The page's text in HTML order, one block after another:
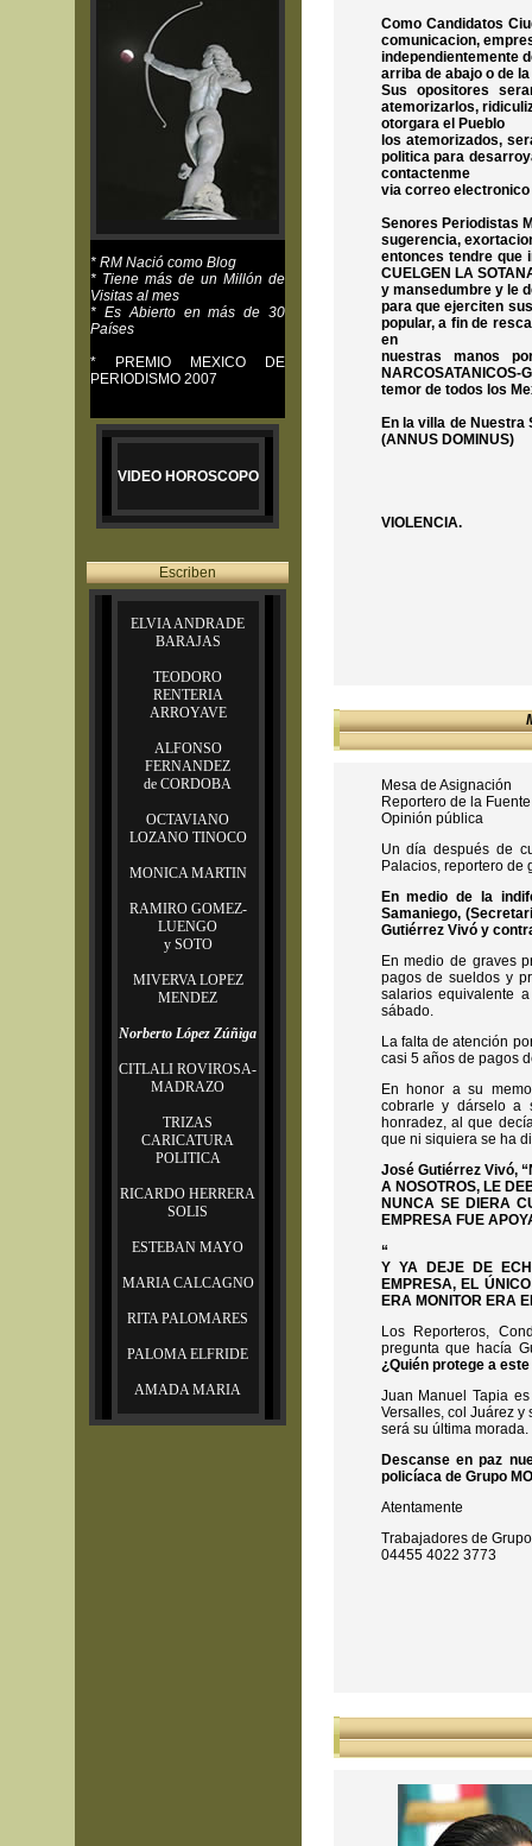
* RM Nació como Blog
* Tiene más de un Millón de
Visitas al mes
* Es Abierto en más de 30
Países
* PREMIO MEXICO DE
PERIODISMO 2007
VIDEO HOROSCOPO
Escriben
ELVIA ANDRADE
BARAJAS
TEODORO
RENTERIA
ARROYAVE
ALFONSO
FERNANDEZ
de CORDOBA
OCTAVIANO
LOZANO TINOCO
MONICA MARTIN
RAMIRO GOMEZ-
LUENGO
y SOTO
MIVERVA LOPEZ
MENDEZ
Norberto López Zúñiga
CITLALI ROVIROSA-
MADRAZO
TRIZAS
CARICATURA
POLITICA
RICARDO HERRERA
SOLIS
ESTEBAN MAYO
MARIA CALCAGNO
RITA PALOMARES
PALOMA ELFRIDE
AMADA MARIA
Como Candidatos
comunicacion,
independientemente
arriba de abajo o de
Sus opositores
atemorizarlos,
otorgara el Pueblo
los atemorizados,
politica para
contactenme
via correo
Senores Periodistas
sugerencia,
entonces tendre que
CUELGEN LA
y mansedumbre y le
para que ejerciten
popular, a fin de
en
nuestras manos
temor de todos los
En la villa de Nuestra
(ANNUS DOMINUS)
VIOLENCIA.
Mesa
Reportero de la Fuente
Opinión pública
Un día después de
Palacios, reportero de
En medio de la
Samaniego,
Gutiérrez Vivó y
En medio de graves
pagos de sueldos y
salarios equivalente
sábado.
La falta de atención
casi 5 años de pagos
En honor a su
cobrarle y dárselo a
honradez, al que
que ni siquiera se ha
José Gutiérrez Vivó,
A NOSOTROS, LE
NUNCA SE DIERA
EMPRESA FUE
“
Y YA DEJE DE
EMPRESA, EL
ERA MONITOR ERA
Los Reporteros,
pregunta que hacía
¿Quién protege a
Juan Manuel Tapia
Versalles, col Juárez y
será su última morada.
Descanse en paz
policíaca de Grupo
Atentamente
Trabajadores de
04455 4022 3773